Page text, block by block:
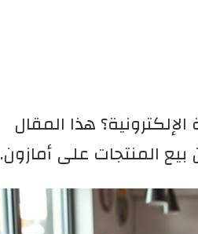
هذا المقال
المنتجات على أمازون.